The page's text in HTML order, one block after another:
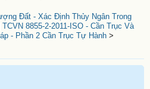
Đất - Xác Định Thủy Ngân Trong
TCVN 8855-2-2011-ISO - Cần Trục Và
- Phần 2 Cần Trục Tự Hành>